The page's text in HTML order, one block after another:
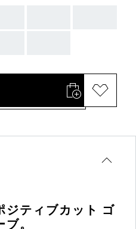
ジティブカット ゴ
。